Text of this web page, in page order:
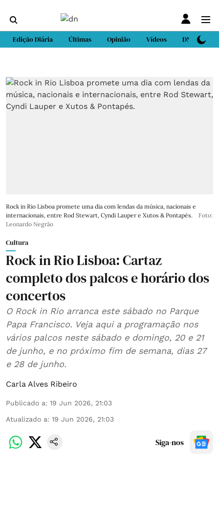
Edição Diária Últimas Opinião Vídeos DN Sport
Rock in Rio Lisboa promete uma dia com lendas da música, nacionais e
internacionais, entre Rod Stewart, Cyndi Lauper e Xutos & Pontapés.
Foto:
Leonardo Negrão
Cultura
Rock in Rio Lisboa: Cartaz
completo dos palcos e horário dos
concertos
O Rock in Rio arranca este sábado no Parque
Papa Francisco. Veja aqui a programação nos
vários palcos neste sábado e domingo, 20 e 21
de junho, e no próximo fim de semana, dias 27
e 28 de junho.
Carla Alves Ribeiro
Publicado a: 19 Jun 2026, 21:03
Atualizado a: 19 Jun 2026, 21:03
Siga-nos